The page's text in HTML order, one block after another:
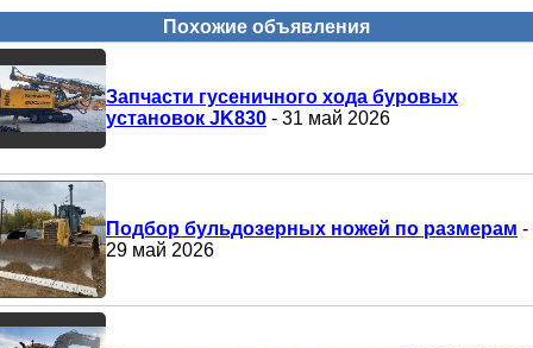
Похожие объявления
Запчасти гусеничного хода буровых
установок JK830 - 31 май 2026
Подбор бульдозерных ножей по размерам -
29 май 2026